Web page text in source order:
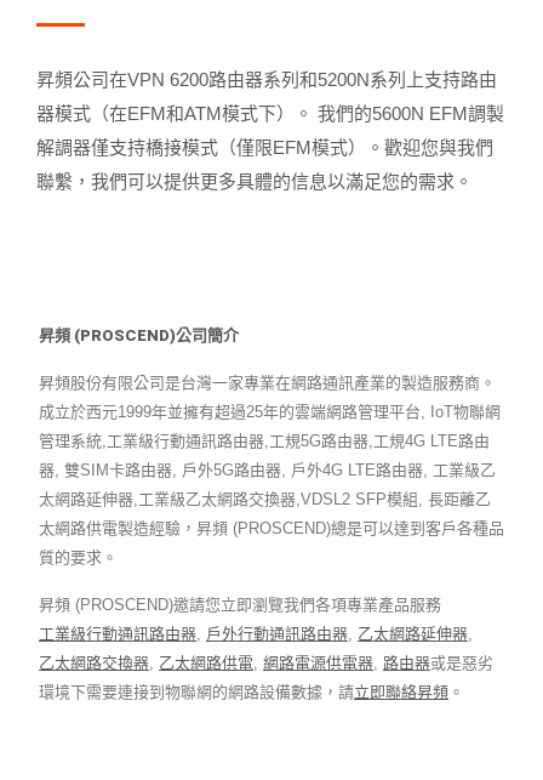
昇頻公司在VPN 6200路由器系列和5200N系列上支持路由
器模式（在EFM和ATM模式下）。 我們的5600N EFM調製
解調器僅支持橋接模式（僅限EFM模式）。歡迎您與我們
聯繫，我們可以提供更多具體的信息以滿足您的需求。
昇頻 (PROSCEND)公司簡介
昇頻股份有限公司是台灣一家專業在網路通訊產業的製造服務商。
成立於西元1999年並擁有超過25年的雲端網路管理平台, IoT物聯網
管理系統,工業級行動通訊路由器,工規5G路由器,工規4G LTE路由
器, 雙SIM卡路由器, 戶外5G路由器, 戶外4G LTE路由器, 工業級乙
太網路延伸器,工業級乙太網路交換器,VDSL2 SFP模組, 長距離乙
太網路供電製造經驗，昇頻 (PROSCEND)總是可以達到客戶各種品
質的要求。
昇頻 (PROSCEND)邀請您立即瀏覽我們各項專業產品服務
工業級行動通訊路由器, 戶外行動通訊路由器, 乙太網路延伸器,
乙太網路交換器, 乙太網路供電, 網路電源供電器, 路由器或是惡劣
環境下需要連接到物聯網的網路設備數據，請立即聯絡昇頻 。